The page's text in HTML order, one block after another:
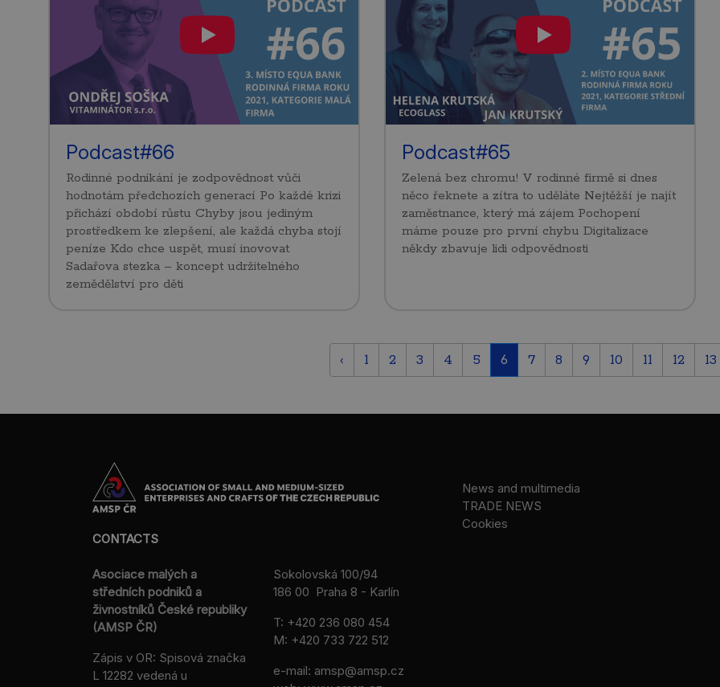
Podcast#66
Rodinné podnikání je zodpovědnost vůči
hodnotám předchozích generací Po každé krizi
přichází období růstu Chyby jsou jediným
prostředkem ke zlepšení, ale každá chyba stojí
peníze Kdo chce uspět, musí inovovat
Sadařova stezka – koncept udržitelného
zemědělství pro děti
Podcast#65
Zelená bez chromu! V rodinné firmě si dnes
něco řeknete a zítra to uděláte Nejtěžší je najít
zaměstnance, který má zájem Pochopení
máme pouze pro první chybu Digitalizace
někdy zbavuje lidi odpovědnosti
‹ 1 2 3 4 5 6 7 8 9 10 11 12 13
CONTACTS
Asociace malých a
středních podniků a
živnostníků České republiky
(AMSP ČR)
Zápis v OR: Spisová značka
L 12282 vedená u
Sokolovská 100/94
186 00 Praha 8 - Karlín
T: +420 236 080 454
M: +420 733 722 512
e-mail: amsp@amsp.cz
News and multimedia
TRADE NEWS
Cookies